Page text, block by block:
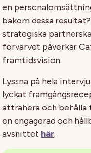
en
bakom dessa
strategiska
förvärvet påverkar
framtidsvision.
Lyssna på hela
lyckat
attrahera och behålla
en engagerad och
avsnittet här.